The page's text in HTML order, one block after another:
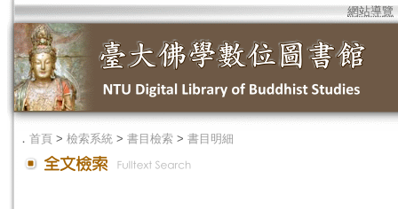
網站導覽
． 首頁 > 檢索系統 > 書目檢索 > 書目明細